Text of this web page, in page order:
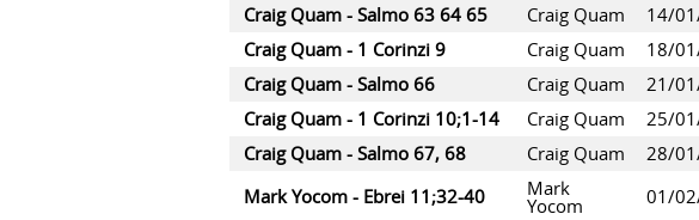
Craig Quam - Salmo 63 64 65
Craig Quam 14/
Craig Quam - 1 Corinzi 9
Craig Quam 18/
Craig Quam - Salmo 66
Craig Quam 21/
Craig Quam - 1 Corinzi 10;1-14
Craig Quam 25/
Craig Quam - Salmo 67, 68
Craig Quam 28/
Mark Yocom - Ebrei 11;32-40
Mark
Yocom 01/